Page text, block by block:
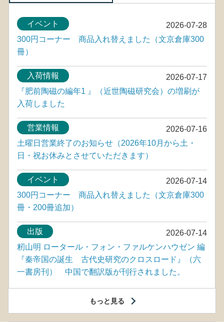
2026-07-28
イベント
300円コーナー 商品入れ替えました（文京倉庫300
冊）
2026-07-17
入荷情報
『肥前陶磁の編年1 』（近世陶磁研究会）の増刷が
入荷しました
2026-07-16
営業情報
土曜日営業終了のお知らせ（2026年10月から土・
日・祝お休みとさせていただきます）
2026-07-14
イベント
300円コーナー 商品入れ替えました（文京倉庫300
冊・200冊追加）
2026-07-14
出版
籾山明 ロータール・フォン・ファルケンハウゼン 編
『秦帝国の誕生 古代史研究のクロスロード』（六
一書房刊） 中国で翻訳版が刊行されました。
もっと見る